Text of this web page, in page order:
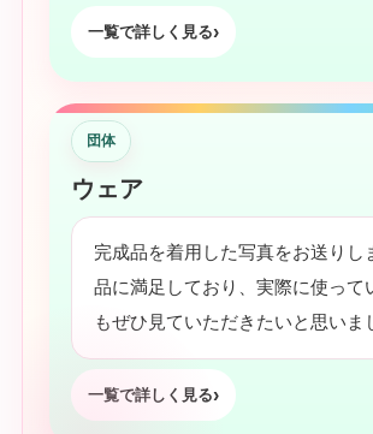
一覧で詳しく見る
団体
ウェア
完成品を着用した写真をお送りし
品に満足しており、実際に使って
もぜひ見ていただきたいと思いま
一覧で詳しく見る